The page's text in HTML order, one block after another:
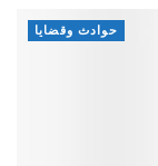
حوادث وقضايا